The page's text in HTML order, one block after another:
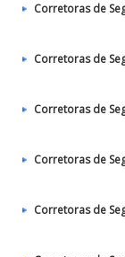
Corretoras de
Corretoras de
Corretoras de
Corretoras de
Corretoras de